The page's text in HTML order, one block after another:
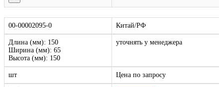
00-00002095-0 Китай/РФ
Длина (мм): 150
Ширина (мм): 65
Высота (мм): 150
уточнять у менеджера
шт Цена по запросу